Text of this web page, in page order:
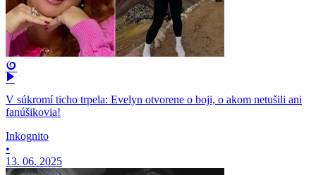
V súkromí ticho trpela: Evelyn otvorene o boji, o akom netušili ani
fanúšikovia!
Inkognito
•
13. 06. 2025